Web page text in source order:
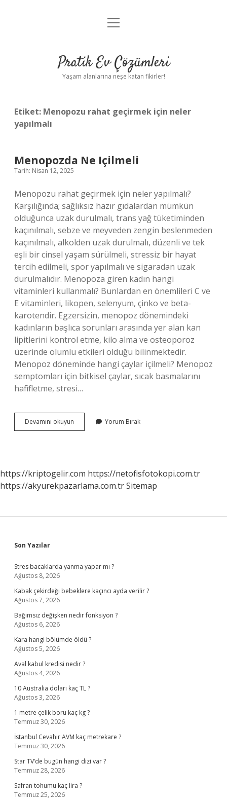
Anasayfa
Yasal Uyarı
menüyü
Pratik Ev Çözümleri
Yaşam alanlarına neşe katan fikirler!
Etiket: Menopozu rahat geçirmek için neler
yapılmalı
Menopozda Ne Içilmeli
Tarih: Nisan 12, 2025
Menopozu rahat geçirmek için neler yapılmalı?
Karşılığında; sağlıksız hazır gıdalardan mümkün
olduğunca uzak durulmalı, trans yağ tüketiminden
kaçınılmalı, sebze ve meyveden zengin beslenmeden
kaçınılmalı, alkolden uzak durulmalı, düzenli ve tek
eşli bir cinsel yaşam sürülmeli, stressiz bir hayat
tercih edilmeli, spor yapılmalı ve sigaradan uzak
durulmalıdır. Menopoza giren kadın hangi
vitaminleri kullanmalı? Bunlardan en önemlileri C ve
E vitaminleri, likopen, selenyum, çinko ve beta-
karotendir. Egzersizin, menopoz dönemindeki
kadınların başlıca sorunları arasında yer alan kan
lipitlerini kontrol etme, kilo alma ve osteoporoz
üzerinde olumlu etkileri olduğu bilinmektedir.
Menopoz döneminde hangi çaylar içilmeli? Menopoz
semptomları için bitkisel çaylar, sıcak basmalarını
hafifletme, stresi…
Devamını okuyun Menopozda
Ne
Yorum Bırak
https://kriptogelir.com https://netofisfotokopi.com.tr
https://akyurekpazarlama.com.trSitemap
Sidebar
Son Yazılar
Stres bacaklarda yanma yapar mı ?
Ağustos 8, 2026
Kabak çekirdeği bebeklere kaçıncı ayda verilir ?
Ağustos 7, 2026
Bağımsız değişken nedir fonksiyon ?
Ağustos 6, 2026
Kara hangi bölümde öldü ?
Ağustos 5, 2026
Aval kabul kredisi nedir ?
Ağustos 4, 2026
10 Australia doları kaç TL ?
Ağustos 3, 2026
1 metre çelik boru kaç kg ?
Temmuz 30, 2026
İstanbul Cevahir AVM kaç metrekare ?
Temmuz 30, 2026
Star TV’de bugün hangi dizi var ?
Temmuz 28, 2026
Safran tohumu kaç lira ?
Temmuz 25, 2026